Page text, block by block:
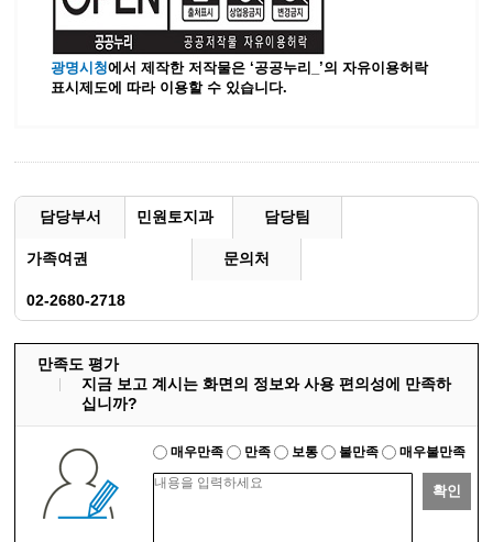
광명시청에서 제작한 저작물은 ‘공공누리_’의 자유이용허락
표시제도에 따라 이용할 수 있습니다.
담당부서 민원토지과 담당팀
가족여권 문의처
02-2680-2718
만족도 평가
지금 보고 계시는 화면의 정보와 사용 편의성에 만족하
십니까?
매우만족 만족 보통 불만족 매우불만족
확인